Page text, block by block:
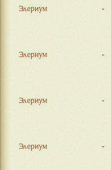
Элериум -
Элериум -
Элериум -
Элериум -